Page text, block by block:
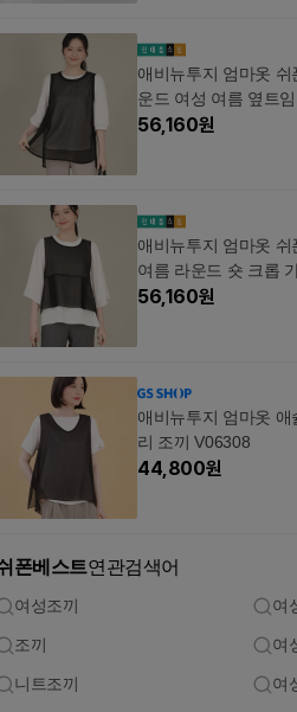
애비뉴투지 엄마옷
운드 여성 여름 옆트
폰
56,160원
애비뉴투지 엄마옷
여름 라운드 숏 크롭
폰
56,160원
애비뉴투지 엄마옷
리 조끼 V06308
44,800원
폰베스트연관검색어
여성조끼 여
조끼 여
니트조끼 여